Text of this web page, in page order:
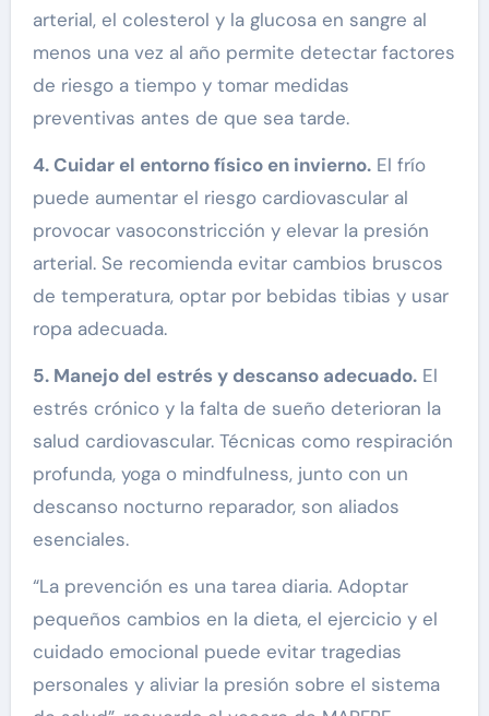
arterial, el colesterol y la glucosa en sangre al
menos una vez al año permite detectar factores
de riesgo a tiempo y tomar medidas
preventivas antes de que sea tarde.
4. Cuidar el entorno físico en invierno.El frío
puede aumentar el riesgo cardiovascular al
provocar vasoconstricción y elevar la presión
arterial. Se recomienda evitar cambios bruscos
de temperatura, optar por bebidas tibias y usar
ropa adecuada.
5. Manejo del estrés y descanso adecuado.El
estrés crónico y la falta de sueño deterioran la
salud cardiovascular. Técnicas como respiración
profunda, yoga o mindfulness, junto con un
descanso nocturno reparador, son aliados
esenciales.
“La prevención es una tarea diaria. Adoptar
pequeños cambios en la dieta, el ejercicio y el
cuidado emocional puede evitar tragedias
personales y aliviar la presión sobre el sistema